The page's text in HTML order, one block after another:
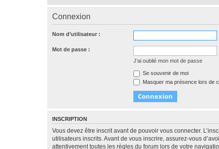
Connexion
Nom d’utilisateur :
Mot de passe :
J’ai oublié mon mot de passe
Se souvenir de moi
Masquer ma présence lors de
INSCRIPTION
Vous devez être inscrit avant de pouvoir vous connecter.
utilisateurs inscrits. Avant de vous inscrire, assurez-vous
attentivement toutes les règles du forum lors de votre